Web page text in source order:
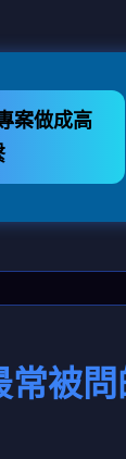
案做成高
常被